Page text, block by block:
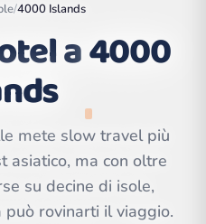
/4000 Islands
a4000
mete slow travel più
asiatico, ma con oltre
su decine di isole,
rovinarti il viaggio.